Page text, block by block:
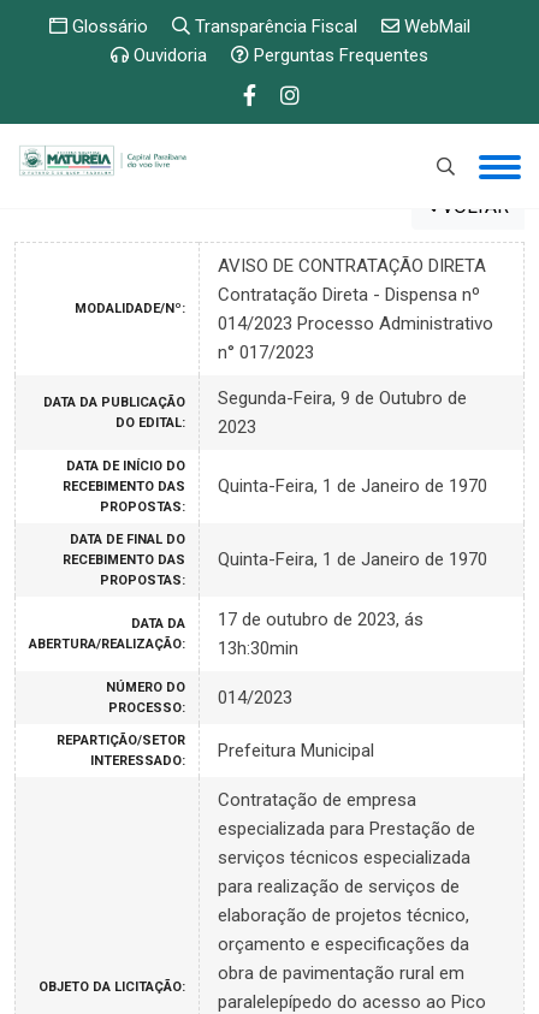
Glossário Transparência Fiscal
WebMail
Ouvidoria
Perguntas Frequentes
VOLTAR
MODALIDADE/Nº:
AVISO DE CONTRATAÇÃO DIRETA
Contratação Direta - Dispensa nº
014/2023 Processo Administrativo
n° 017/2023
DATA DA PUBLICAÇÃO
DO EDITAL:
Segunda-Feira, 9 de Outubro de
2023
DATA DE INÍCIO DO
RECEBIMENTO DAS
PROPOSTAS:
Quinta-Feira, 1 de Janeiro de 1970
DATA DE FINAL DO
RECEBIMENTO DAS
PROPOSTAS:
Quinta-Feira, 1 de Janeiro de 1970
DATA DA
ABERTURA/REALIZAÇÃO:
17 de outubro de 2023, ás
13h:30min
NÚMERO DO
PROCESSO:
014/2023
REPARTIÇÃO/SETOR
INTERESSADO:
Prefeitura Municipal
OBJETO DA LICITAÇÃO:
Contratação de empresa
especializada para Prestação de
serviços técnicos especializada
para realização de serviços de
elaboração de projetos técnico,
orçamento e especificações da
obra de pavimentação rural em
paralelepípedo do acesso ao Pico